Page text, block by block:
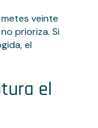
veinte
prioriza. Si
el
el